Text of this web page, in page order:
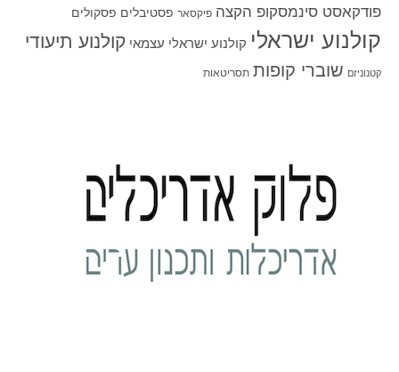
פודקאסט סינמסקופ הקצה פיקסאר פסטיבלים פסקולים
קולנוע ישראלי קולנוע ישראלי עצמאי קולנוע תיעודי
קטנוניזם שוברי קופות תסריטאות